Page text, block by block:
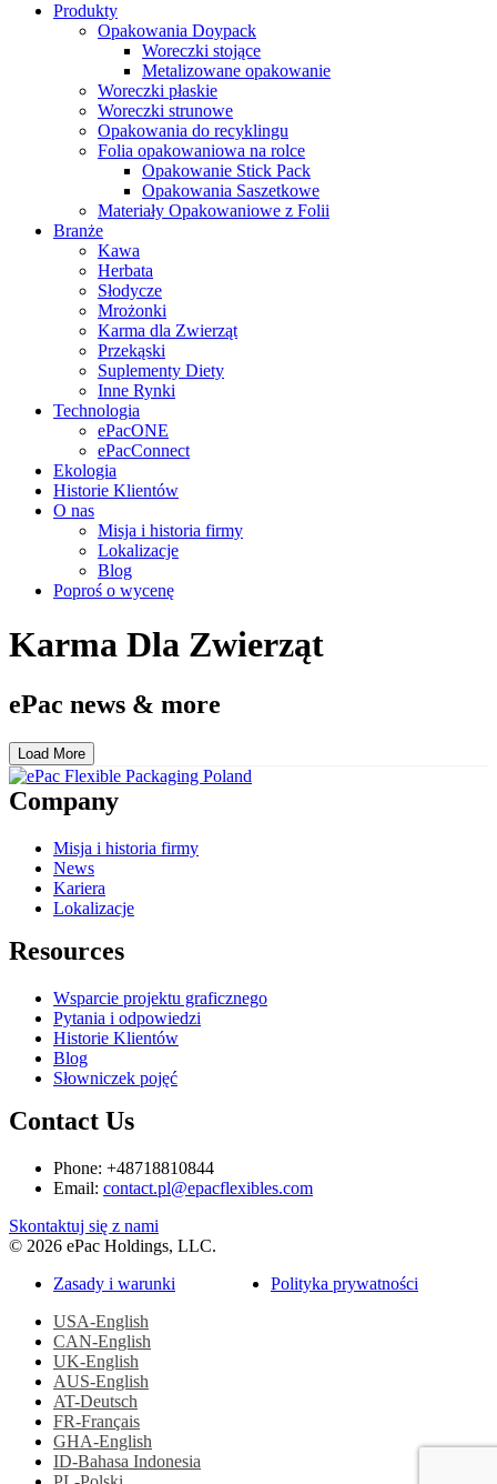
Produkty
Opakowania Doypack
Woreczki stojące
Metalizowane opakowanie
Woreczki płaskie
Woreczki strunowe
Opakowania do recyklingu
Folia opakowaniowa na rolce
Opakowanie Stick Pack
Opakowania Saszetkowe
Materiały Opakowaniowe z Folii
Branże
Kawa
Herbata
Słodycze
Mrożonki
Karma dla Zwierząt
Przekąski
Suplementy Diety
Inne Rynki
Technologia
ePacONE
ePacConnect
Ekologia
Historie Klientów
O nas
Misja i historia firmy
Lokalizacje
Blog
Poproś o wycenę
Karma Dla Zwierząt
ePac news & more
Load More
Company
Misja i historia firmy
News
Kariera
Lokalizacje
Resources
Wsparcie projektu graficznego
Pytania i odpowiedzi
Historie Klientów
Blog
Słowniczek pojęć
Contact Us
Phone: +48718810844
Email: contact.pl@epacflexibles.com
facebook
youtube
linkedin
instagram
Skontaktuj się z nami
© 2026 ePac Holdings, LLC.
Zasady i warunki
Polityka prywatności
USA-English
CAN-English
UK-English
AUS-English
AT-Deutsch
FR-Français
GHA-English
ID-Bahasa Indonesia